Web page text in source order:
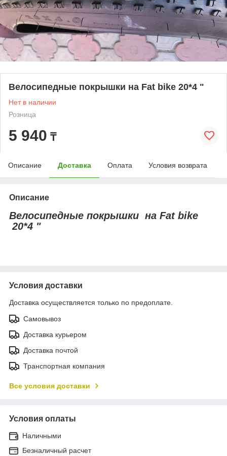
Велосипедные покрышки на Fat bike 20*4 "
Нет в наличии
Розница
5 940 ₸
Описание Доставка Оплата Условия возврата
Описание
Велосипедные покрышки на Fat bike
20*4 "
Условия доставки
Доставка осуществляется только по предоплате.
Самовывоз
Доставка курьером
Доставка почтой
Транспортная компания
Все условия доставки
Условия оплаты
Наличными
Безналичный расчет